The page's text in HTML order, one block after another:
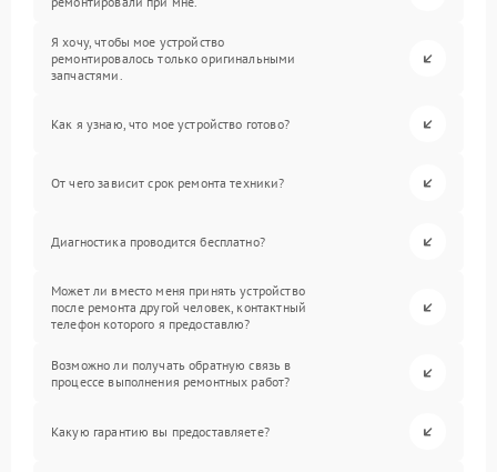
Я хочу, чтобы мое устройство
ремонтировалось только оригинальными
запчастями.
Как я узнаю, что мое устройство готово?
От чего зависит срок ремонта техники?
Диагностика проводится бесплатно?
Может ли вместо меня принять устройство
после ремонта другой человек, контактный
телефон которого я предоставлю?
Возможно ли получать обратную связь в
процессе выполнения ремонтных работ?
Какую гарантию вы предоставляете?